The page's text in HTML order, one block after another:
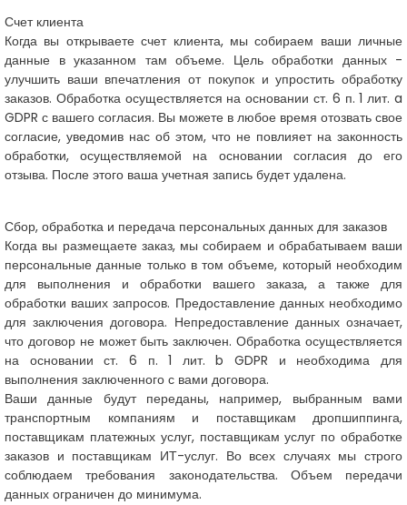
Счет клиента
Когда вы открываете счет клиента, мы собираем ваши личные
данные в указанном там объеме. Цель обработки данных -
улучшить ваши впечатления от покупок и упростить обработку
заказов. Обработка осуществляется на основании ст. 6 п. 1 лит. a
GDPR с вашего согласия. Вы можете в любое время отозвать свое
согласие, уведомив нас об этом, что не повлияет на законность
обработки, осуществляемой на основании согласия до его
отзыва. После этого ваша учетная запись будет удалена.
Сбор, обработка и передача персональных данных для заказов
Когда вы размещаете заказ, мы собираем и обрабатываем ваши
персональные данные только в том объеме, который необходим
для выполнения и обработки вашего заказа, а также для
обработки ваших запросов. Предоставление данных необходимо
для заключения договора. Непредоставление данных означает,
что договор не может быть заключен. Обработка осуществляется
на основании ст. 6 п. 1 лит. b GDPR и необходима для
выполнения заключенного с вами договора.
Ваши данные будут переданы, например, выбранным вами
транспортным компаниям и поставщикам дропшиппинга,
поставщикам платежных услуг, поставщикам услуг по обработке
заказов и поставщикам ИТ-услуг. Во всех случаях мы строго
соблюдаем требования законодательства. Объем передачи
данных ограничен до минимума.